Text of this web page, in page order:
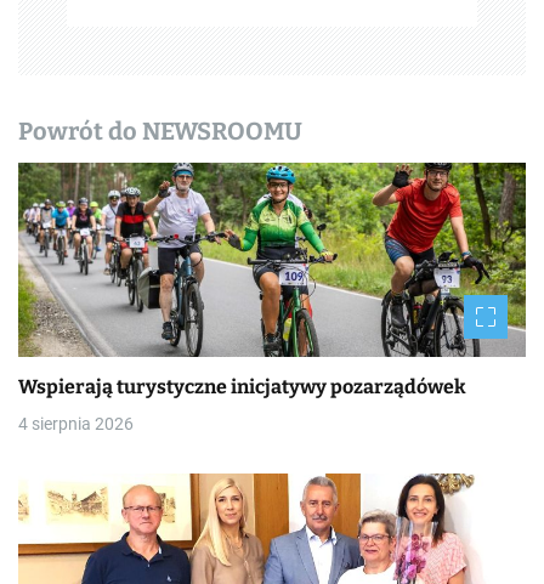
s
y
Powrót do NEWSROOMU
Wspierają turystyczne inicjatywy pozarządówek
4 sierpnia 2026